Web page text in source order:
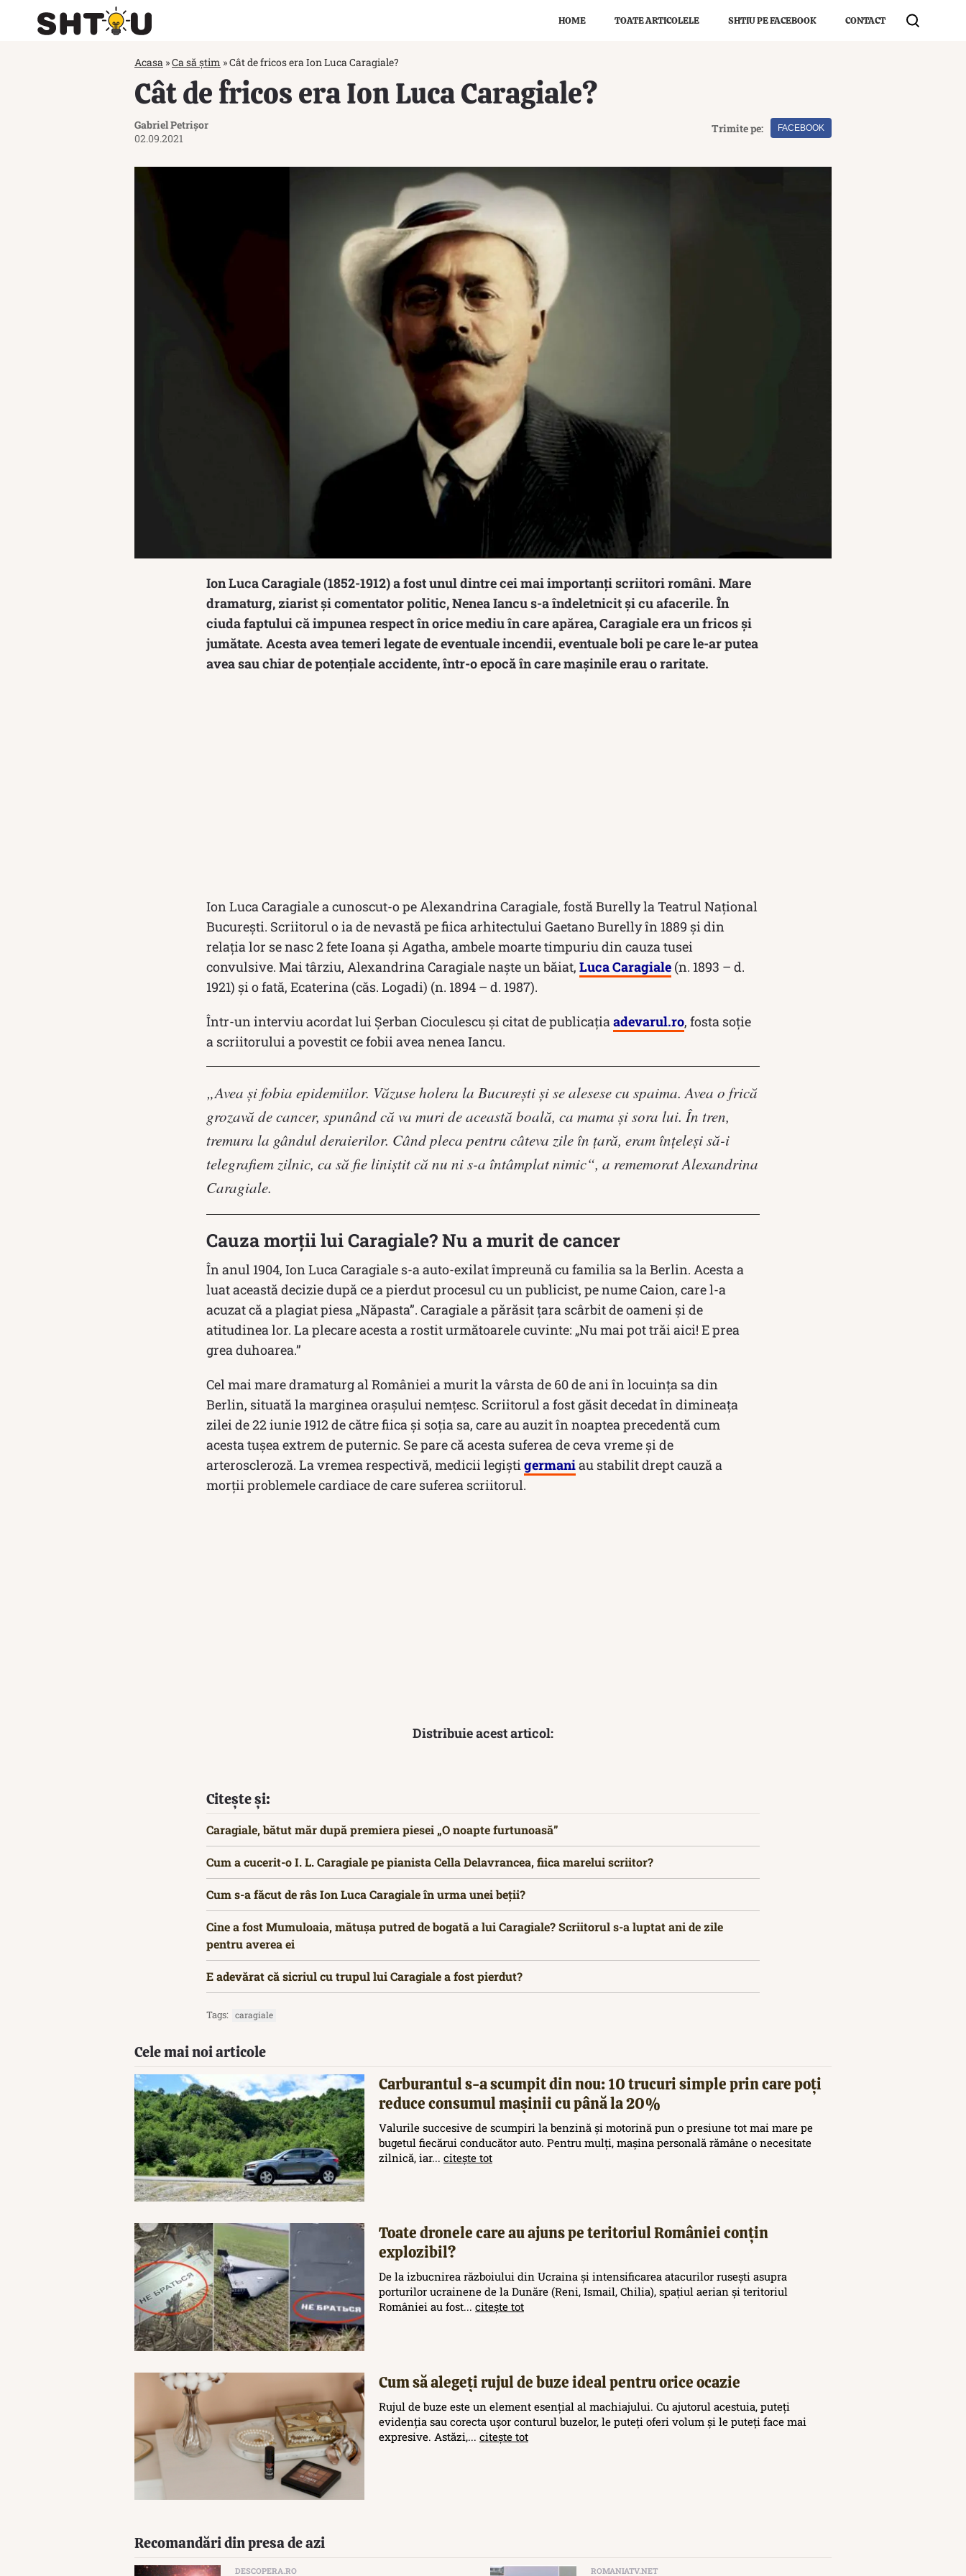
HOME TOATE ARTICOLELE SHTIU PE FACEBOOK CONTACT
Acasa »Ca să știm »Cât de fricos era Ion Luca Caragiale?
Cât de fricos era Ion Luca Caragiale?
Gabriel Petrișor
02.09.2021
Trimite pe: FACEBOOK
Ion Luca Caragiale (1852-1912) a fost unul dintre cei mai importanți scriitori români. Mare
dramaturg, ziarist și comentator politic, Nenea Iancu s-a îndeletnicit și cu afacerile. În
ciuda faptului că impunea respect în orice mediu în care apărea, Caragiale era un fricos și
jumătate. Acesta avea temeri legate de eventuale incendii, eventuale boli pe care le-ar putea
avea sau chiar de potențiale accidente, într-o epocă în care mașinile erau o raritate.
Ion Luca Caragiale a cunoscut-o pe Alexandrina Caragiale, fostă Burelly la Teatrul Naţional
Bucureşti. Scriitorul o ia de nevastă pe fiica arhitectului Gaetano Burelly în 1889 și din
relația lor se nasc 2 fete Ioana și Agatha, ambele moarte timpuriu din cauza tusei
convulsive. Mai târziu, Alexandrina Caragiale naște un băiat, Luca Caragiale (n. 1893 – d.
1921) și o fată, Ecaterina (căs. Logadi) (n. 1894 – d. 1987).
Într-un interviu acordat lui Şerban Cioculescu și citat de publicațiaadevarul.ro, fosta soție
a scriitorului a povestit ce fobii avea nenea Iancu.
„Avea şi fobia epidemiilor. Văzuse holera la Bucureşti şi se alesese cu spaima. Avea o frică
grozavă de cancer, spunând că va muri de această boală, ca mama şi sora lui. În tren,
tremura la gândul deraierilor. Când pleca pentru câteva zile în ţară, eram înţeleşi să-i
telegrafiem zilnic, ca să fie liniştit că nu ni s-a întâmplat nimic“, a rememorat Alexandrina
Caragiale.
Cauza morții lui Caragiale? Nu a murit de cancer
În anul 1904, Ion Luca Caragiale s-a auto-exilat împreună cu familia sa la Berlin. Acesta a
luat această decizie după ce a pierdut procesul cu un publicist, pe nume Caion, care l-a
acuzat că a plagiat piesa „Năpasta”. Caragiale a părăsit țara scârbit de oameni și de
atitudinea lor. La plecare acesta a rostit următoarele cuvinte: „Nu mai pot trăi aici! E prea
grea duhoarea.”
Cel mai mare dramaturg al României a murit la vârsta de 60 de ani în locuința sa din
Berlin, situată la marginea orașului nemțesc. Scriitorul a fost găsit decedat în dimineaţa
zilei de 22 iunie 1912 de către fiica şi soţia sa, care au auzit în noaptea precedentă cum
acesta tuşea extrem de puternic. Se pare că acesta suferea de ceva vreme și de
arteroscleroză. La vremea respectivă, medicii legiştigermaniau stabilit drept cauză a
morţii problemele cardiace de care suferea scriitorul.
Distribuie acest articol:
Citește și:
Caragiale, bătut măr după premiera piesei „O noapte furtunoasă”
Cum a cucerit-o I. L. Caragiale pe pianista Cella Delavrancea, fiica marelui scriitor?
Cum s-a făcut de râs Ion Luca Caragiale în urma unei beții?
Cine a fost Mumuloaia, mătușa putred de bogată a lui Caragiale? Scriitorul s-a luptat ani de zile
pentru averea ei
E adevărat că sicriul cu trupul lui Caragiale a fost pierdut?
Tags: caragiale
Cele mai noi articole
Carburantul s-a scumpit din nou: 10 trucuri simple prin care poți
reduce consumul mașinii cu până la 20%
Valurile succesive de scumpiri la benzină și motorină pun o presiune tot mai mare pe
bugetul fiecărui conducător auto. Pentru mulți, mașina personală rămâne o necesitate
zilnică, iar... citește tot
Toate dronele care au ajuns pe teritoriul României conțin
explozibil?
De la izbucnirea războiului din Ucraina și intensificarea atacurilor rusești asupra
porturilor ucrainene de la Dunăre (Reni, Ismail, Chilia), spațiul aerian și teritoriul
României au fost... citește tot
Cum să alegeți rujul de buze ideal pentru orice ocazie
Rujul de buze este un element esențial al machiajului. Cu ajutorul acestuia, puteți
evidenția sau corecta ușor conturul buzelor, le puteți oferi volum și le puteți face mai
expresive. Astăzi,... citește tot
Recomandări din presa de azi
DESCOPERA.RO ROMANIATV.NET